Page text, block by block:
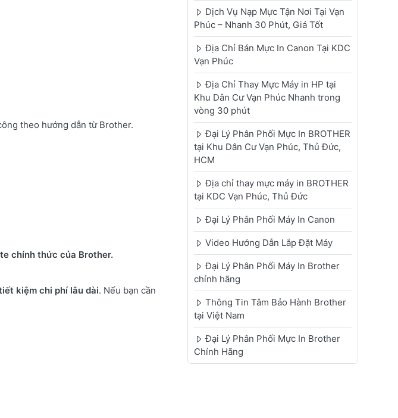
theo hướng dẫn từ Brother.
chính thức của Brother.
kiệm chi phí lâu dài. Nếu bạn cần
Dịch Vụ Nạp Mực Tận Nơi Tại Vạn
Phúc – Nhanh 30 Phút, Giá Tốt
Địa Chỉ Bán Mực In Canon Tại KDC
Vạn Phúc
Địa Chỉ Thay Mực Máy in HP tại
Khu Dân Cư Vạn Phúc Nhanh trong
vòng 30 phút
Đại Lý Phân Phối Mực In BROTHER
tại Khu Dân Cư Vạn Phúc, Thủ Đức,
HCM
Địa chỉ thay mực máy in BROTHER
tại KDC Vạn Phúc, Thủ Đức
Đại Lý Phân Phối Máy In Canon
Video Hướng Dẫn Lắp Đặt Máy
Đại Lý Phân Phối Máy In Brother
chính hãng
Thông Tin Tâm Bảo Hành Brother
tại Việt Nam
Đại Lý Phân Phối Mực In Brother
Chính Hãng